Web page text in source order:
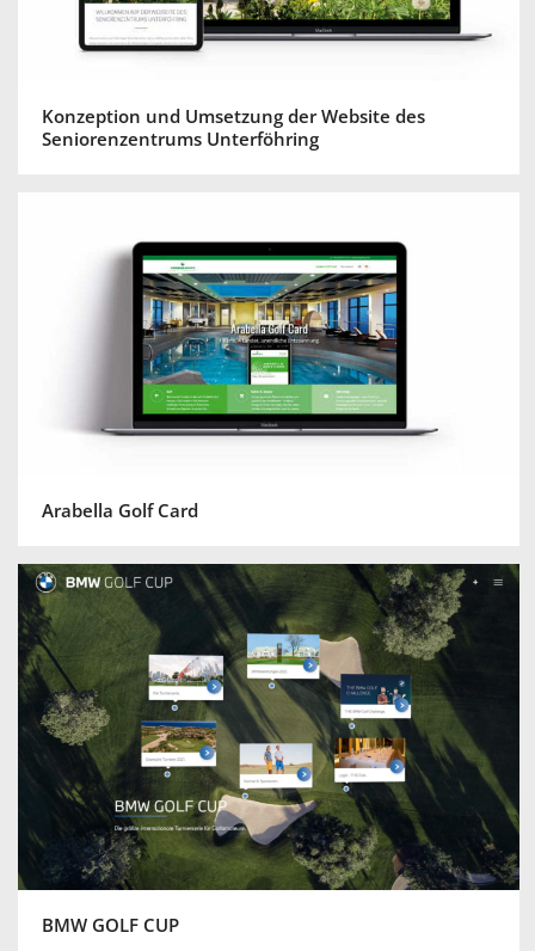
Konzeption und Umsetzung der Website des
Seniorenzentrums Unterföhring
Arabella Golf Card
BMW GOLF CUP